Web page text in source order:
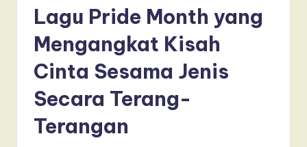
Lagu Pride Month yang
Mengangkat Kisah
Cinta Sesama Jenis
Secara Terang-
Terangan